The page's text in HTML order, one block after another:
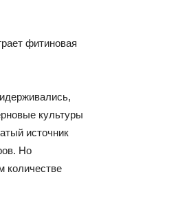
фитиновая
культуры
источник
Но
количестве